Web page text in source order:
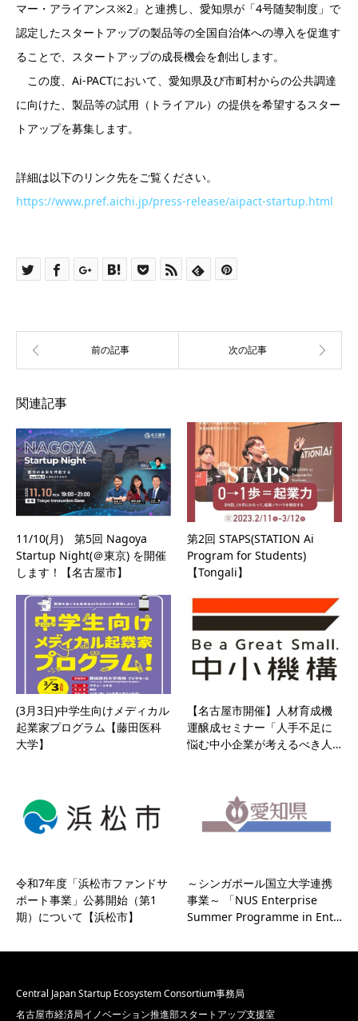
マー・アライアンス※2」と連携し、愛知県が「4号随契制度」で
認定したスタートアップの製品等の全国自治体への導入を促進す
ることで、スタートアップの成長機会を創出します。
この度、Ai-PACTにおいて、愛知県及び市町村からの公共調達
に向けた、製品等の試用（トライアル）の提供を希望するスター
トアップを募集します。
詳細は以下のリンク先をご覧ください。
https://www.pref.aichi.jp/press-release/aipact-startup.html
関連記事
11/10(月) 第5回 Nagoya
Startup Night(＠東京) を開催
します！【名古屋市】
第2回 STAPS(STATION Ai
Program for Students)
【Tongali】
(3月3日)中学生向けメディカル
起業家プログラム【藤田医科
大学】
【名古屋市開催】人材育成機
運醸成セミナー「人手不足に
悩む中小企業が考えるべき人…
令和7年度「浜松市ファンドサ
ポート事業」公募開始（第1
期）について【浜松市】
～シンガポール国立大学連携
事業～ 「NUS Enterprise
Summer Programme in Ent…
Central Japan Startup Ecosystem Consortium事務局
名古屋市経済局イノベーション推進部スタートアップ支援室